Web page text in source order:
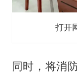
打开
同时，将消